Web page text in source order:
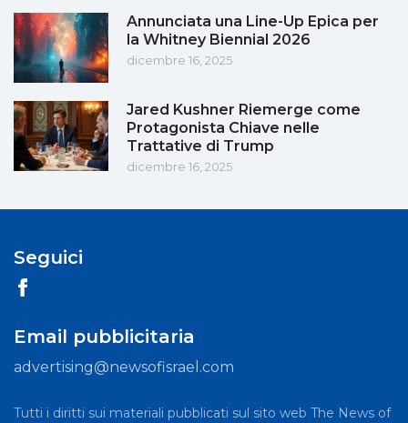
Annunciata una Line-Up Epica per
la Whitney Biennial 2026
dicembre 16, 2025
Jared Kushner Riemerge come
Protagonista Chiave nelle
Trattative di Trump
dicembre 16, 2025
Seguici
Email pubblicitaria
advertising@newsofisrael.com
Tutti i diritti sui materiali pubblicati sul sito web The News of